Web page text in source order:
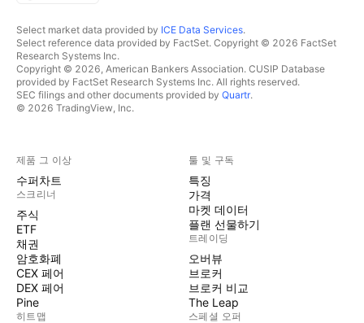
Select market data provided by ICE Data Services.
Select reference data provided by FactSet. Copyright © 2026 FactSet
Research Systems Inc.
Copyright © 2026, American Bankers Association. CUSIP Database
provided by FactSet Research Systems Inc. All rights reserved.
SEC filings and other documents provided by Quartr.
© 2026 TradingView, Inc.
제품 그 이상
수퍼차트
스크리너
주식
ETF
채권
암호화폐
CEX 페어
DEX 페어
Pine
히트맵
툴 및 구독
특징
가격
마켓 데이터
플랜 선물하기
트레이딩
오버뷰
브로커
브로커 비교
The Leap
스페셜 오퍼